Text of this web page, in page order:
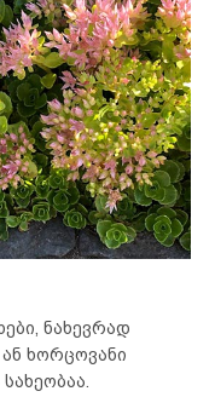
ნახევრად
ან ხორცოვანი